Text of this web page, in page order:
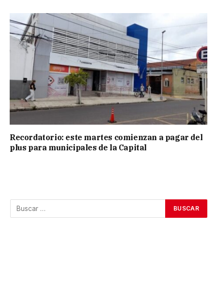
Recordatorio: este martes comienzan a pagar del
plus para municipales de la Capital